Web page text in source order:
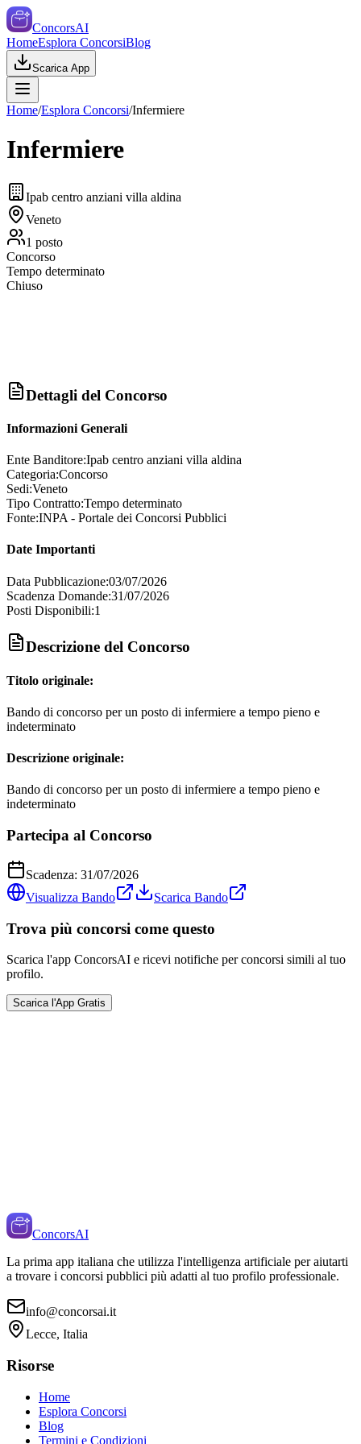
ConcorsAI
HomeEsplora ConcorsiBlog
Scarica App
Home/Esplora Concorsi/Infermiere
Infermiere
Ipab centro anziani villa aldina
Veneto
1 posto
Concorso
Tempo determinato
Chiuso
Dettagli del Concorso
Informazioni Generali
Ente Banditore:Ipab centro anziani villa aldina
Categoria:Concorso
Sedi:Veneto
Tipo Contratto:Tempo determinato
Fonte:INPA - Portale dei Concorsi Pubblici
Date Importanti
Data Pubblicazione:03/07/2026
Scadenza Domande:31/07/2026
Posti Disponibili:1
Descrizione del Concorso
Titolo originale:
Bando di concorso per un posto di infermiere a tempo pieno e
indeterminato
Descrizione originale:
Bando di concorso per un posto di infermiere a tempo pieno e
indeterminato
Partecipa al Concorso
Scadenza: 31/07/2026
Visualizza Bando
Scarica Bando
Trova più concorsi come questo
Scarica l'app ConcorsAI e ricevi notifiche per concorsi simili al tuo
profilo.
Scarica l'App Gratis
ConcorsAI
La prima app italiana che utilizza l'intelligenza artificiale per aiutarti
a trovare i concorsi pubblici più adatti al tuo profilo professionale.
info@concorsai.it
Lecce, Italia
Risorse
Home
Esplora Concorsi
Blog
Termini e Condizioni